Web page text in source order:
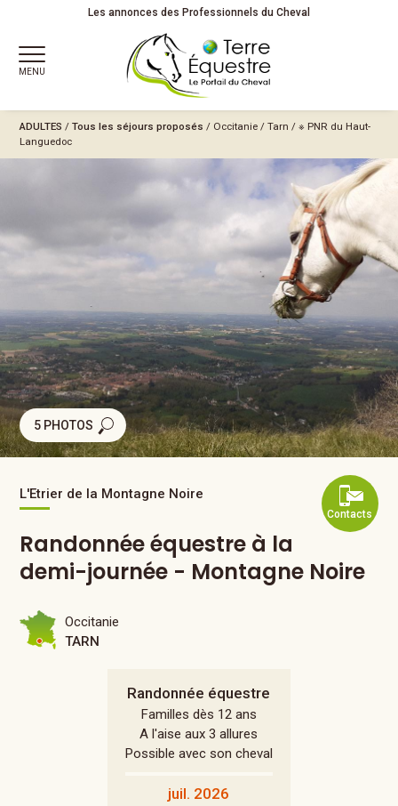
Les annonces des Professionnels du Cheval
MENU
ADULTES /Tous les séjours proposés / Occitanie /Tarn /※ PNR du Haut-
Languedoc
5 PHOTOS
Contacts
L'Etrier de la Montagne Noire
Randonnée équestre à la
demi-journée - Montagne Noire
Randonnée équestre
Familles dès 12 ans
A l'aise aux 3 allures
Possible avec son cheval
juil. 2026
Occitanie
TARN